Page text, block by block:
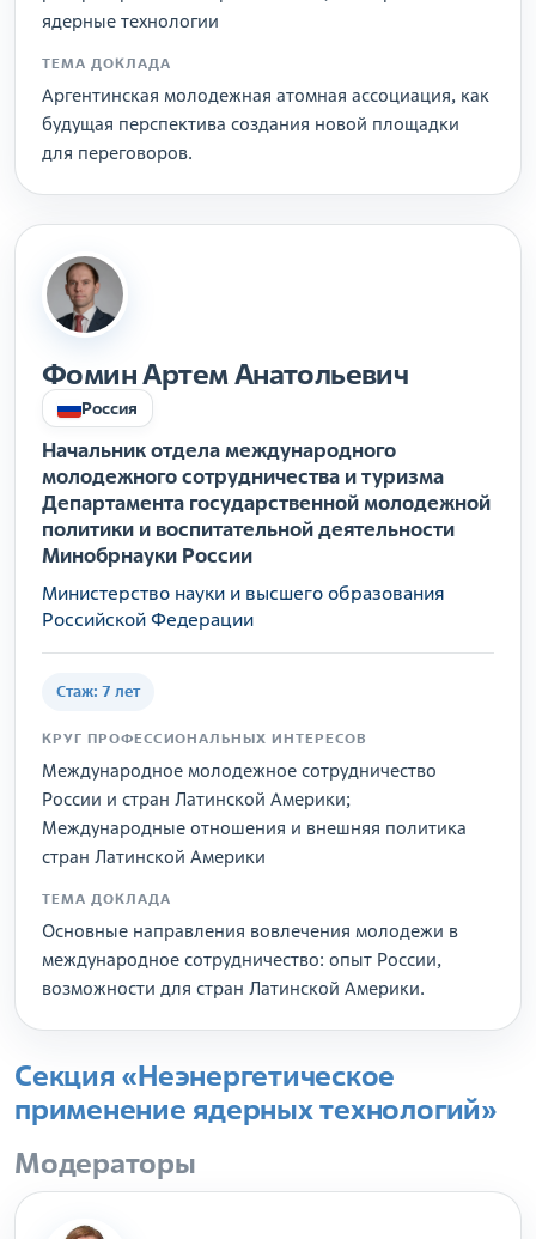
ядерные технологии
ТЕМА ДОКЛАДА
Аргентинская молодежная атомная ассоциация, как
будущая перспектива создания новой площадки
для переговоров.
Фомин Артем Анатольевич
Россия
Начальник отдела международного
молодежного сотрудничества и туризма
Департамента государственной молодежной
политики и воспитательной деятельности
Минобрнауки России
Министерство науки и высшего образования
Российской Федерации
Стаж: 7 лет
КРУГ ПРОФЕССИОНАЛЬНЫХ ИНТЕРЕСОВ
Международное молодежное сотрудничество
России и стран Латинской Америки;
Международные отношения и внешняя политика
стран Латинской Америки
ТЕМА ДОКЛАДА
Основные направления вовлечения молодежи в
международное сотрудничество: опыт России,
возможности для стран Латинской Америки.
Секция «Неэнергетическое
применение ядерных технологий»
Модераторы